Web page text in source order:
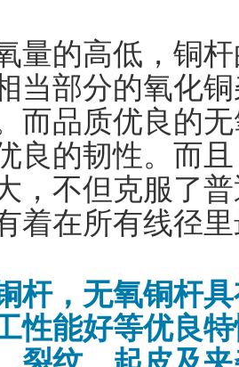
量的高低，铜
当部分的氧化
而品质优良的
良的韧性。而
，不但克服了
着在所有线径
杆，无氧铜杆
性能好等优良